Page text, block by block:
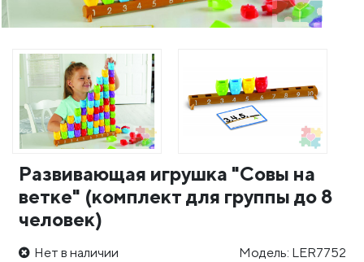
Развивающая игрушка "Совы на
ветке" (комплект для группы до 8
человек)
Нет в наличии Модель: LER7752